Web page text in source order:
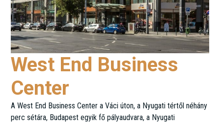
West End Business
Center
A West End Business Center a Váci úton, a Nyugati tértől néhány
perc sétára, Budapest egyik fő pályaudvara, a Nyugati